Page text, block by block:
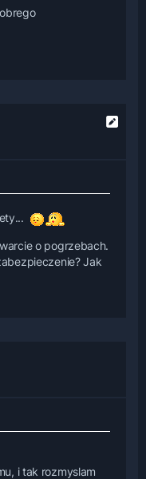
o pogrzebach.
Jak
i tak rozmyslam